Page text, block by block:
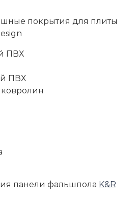
покрытия для плиты
ПВХ
ПВХ
панели фальшпола K&R